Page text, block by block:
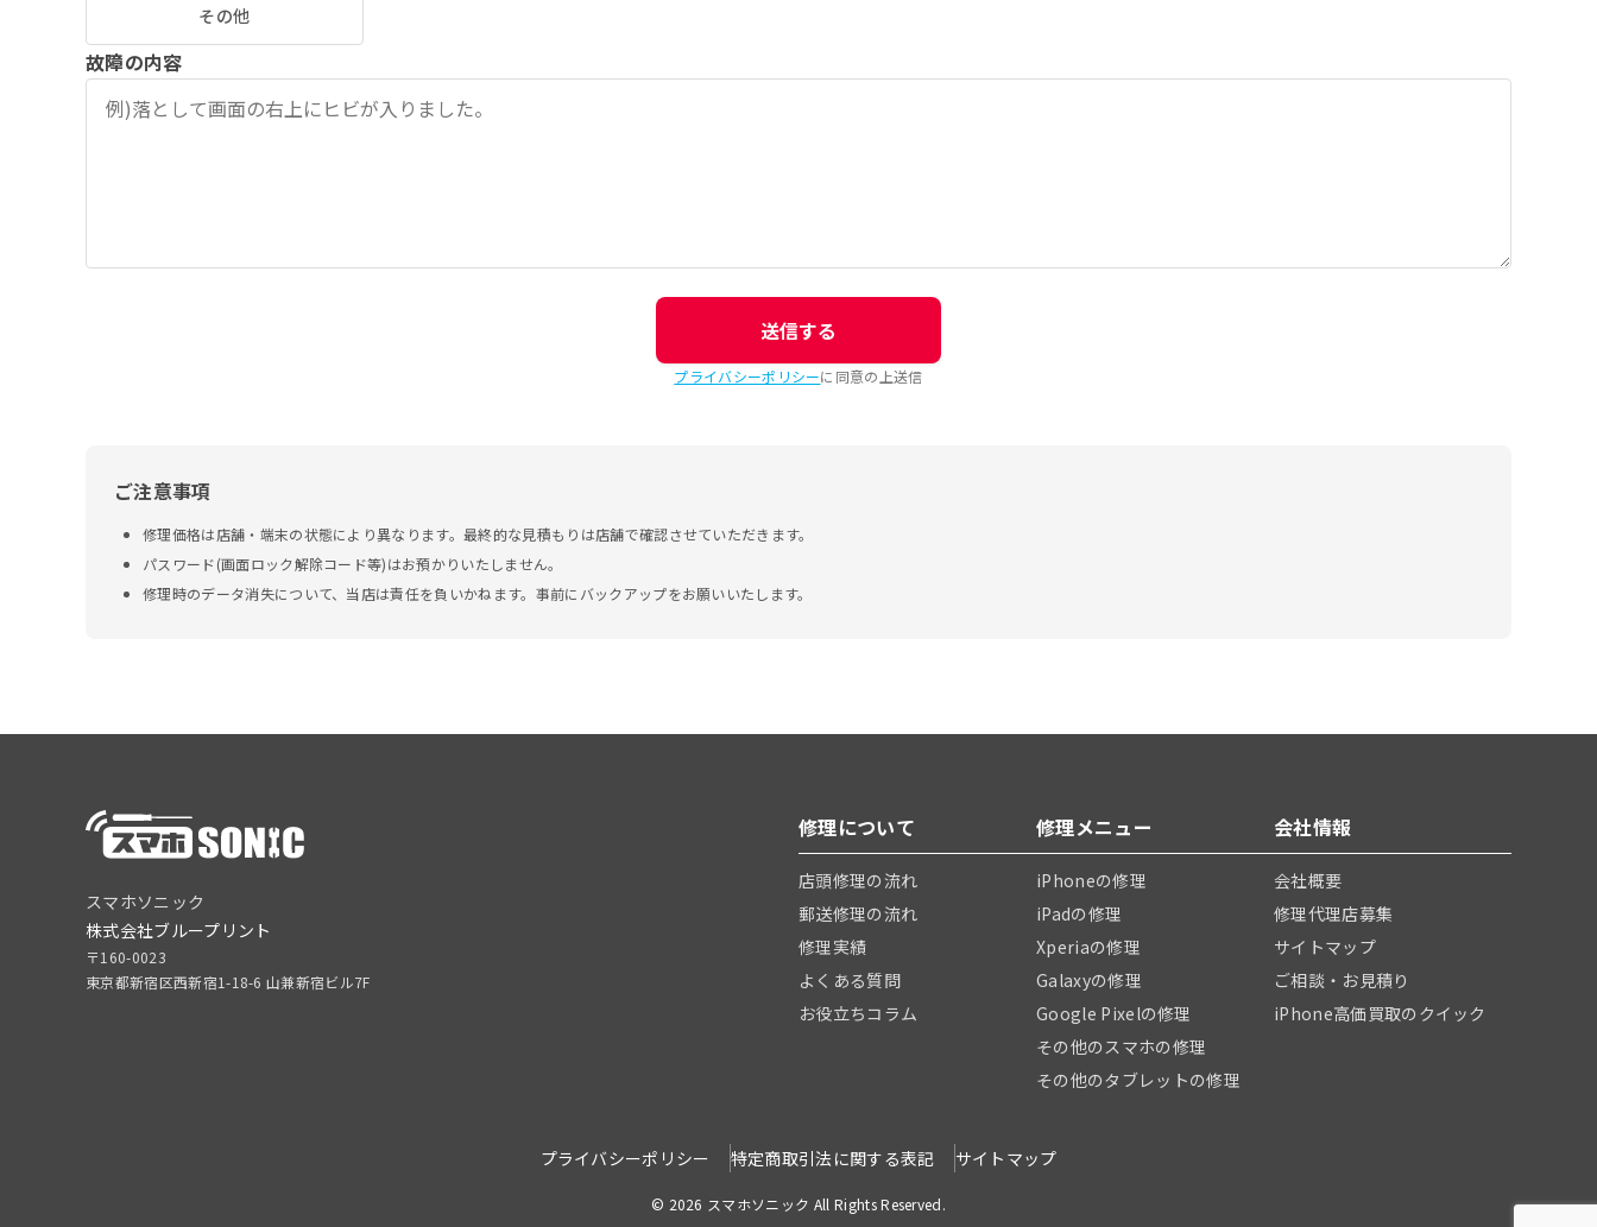
その他
故障の内容
送信する
プライバシーポリシーに同意の上送信
ご注意事項
修理価格は店舗・端末の状態により異なります。最終的な見積もりは店舗で確認させていただきます。
パスワード(画面ロック解除コード等)はお預かりいたしません。
修理時のデータ消失について、当店は責任を負いかねます。事前にバックアップをお願いいたします。
スマホソニック
株式会社ブループリント
〒160-0023
東京都新宿区西新宿1-18-6 山兼新宿ビル7F
修理について
店頭修理の流れ
郵送修理の流れ
修理実績
よくある質問
お役立ちコラム
修理メニュー
iPhoneの修理
iPadの修理
Xperiaの修理
Galaxyの修理
Google Pixelの修理
その他のスマホの修理
その他のタブレットの修理
会社情報
会社概要
修理代理店募集
サイトマップ
ご相談・お見積り
iPhone高価買取のクイック
プライバシーポリシー 特定商取引法に関する表記 サイトマップ
© 2026 スマホソニック All Rights Reserved.